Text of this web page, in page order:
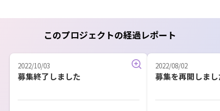
このプロジェクトの経過レポート
2022/10/03
募集終了しました
2022/08/02
募集を再開しま